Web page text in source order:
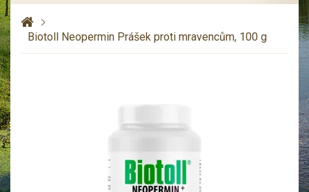
Biotoll Neopermin Prášek proti mravencům, 100 g